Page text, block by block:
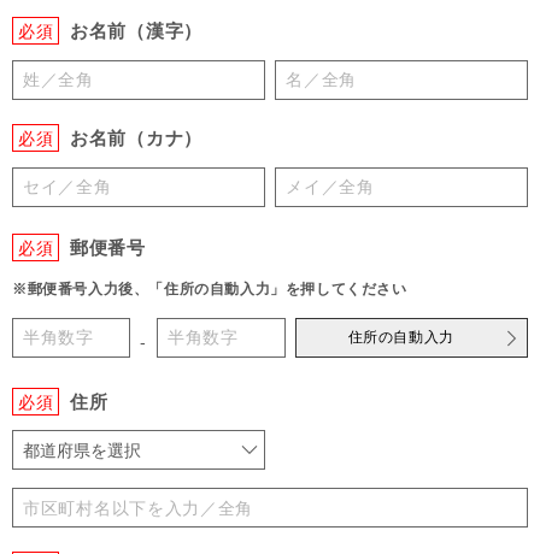
必須 お名前（漢字）
必須 お名前（カナ）
必須 郵便番号
※郵便番号入力後、「住所の自動入力」を押してください
- 住所の自動入力
必須 住所
都道府県を選択